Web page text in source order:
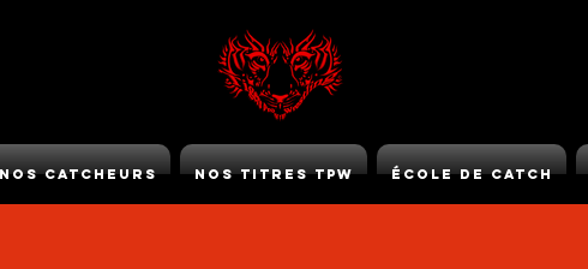
Catcheurs Nos Titres TPW École de Catch